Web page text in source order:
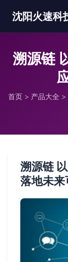
沈阳火速科
溯源链
首页 > 产品大全 >
溯源链
落地未来